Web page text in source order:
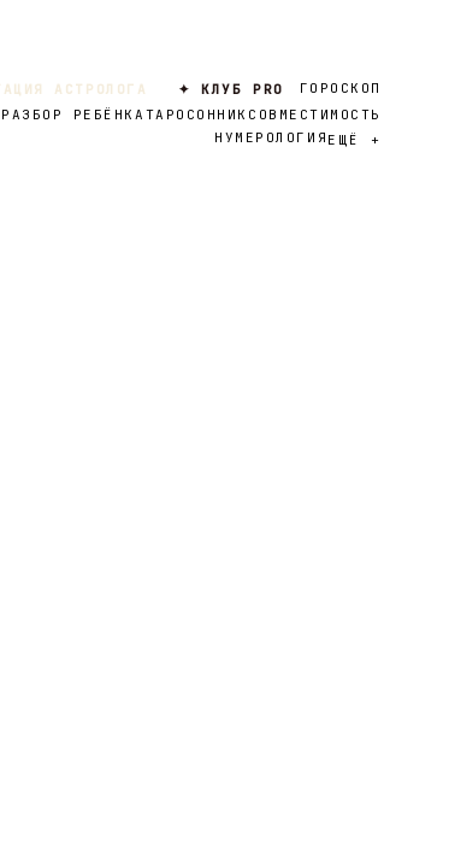
АСТРОЛОГА ✦ КЛУБ PRO
ГОРОСКОП
РАЗБОР РЕБЁНКА ТАРО СОННИК СОВМЕСТИМОСТЬ
НУМЕРОЛОГИЯ ЕЩЁ +